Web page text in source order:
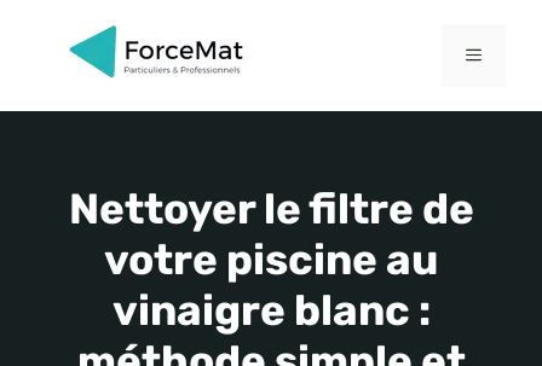
MENU
Nettoyer le filtre de
votre piscine au
vinaigre blanc :